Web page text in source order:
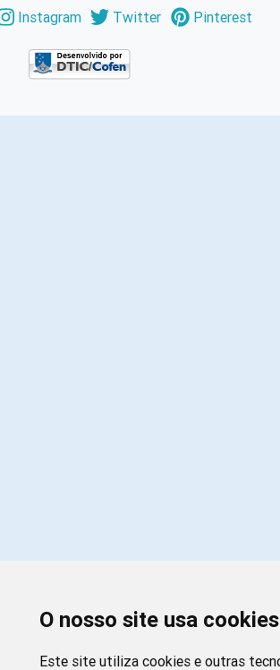
O nosso site usa cookies
Este site utiliza cookies e outras
Instagram Twitter Pinterest